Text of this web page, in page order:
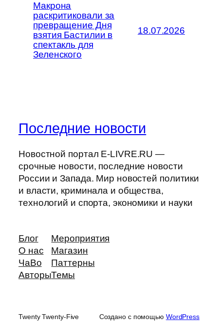
Макрона
раскритиковали за
превращение Дня
взятия Бастилии в
спектакль для
Зеленского
18.07.2026
Последние новости
Новостной портал E-LIVRE.RU —
срочные новости, последние новости
России и Запада. Мир новостей политики
и власти, криминала и общества,
технологий и спорта, экономики и науки
Блог
О нас
ЧаВо
Авторы
Мероприятия
Магазин
Паттерны
Темы
Twenty Twenty-Five Создано с помощью WordPress